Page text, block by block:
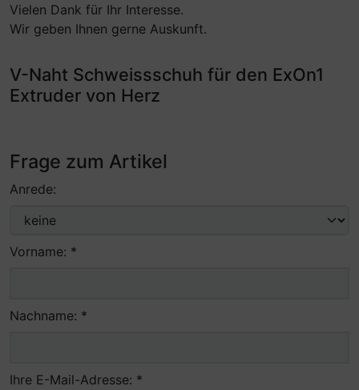
Vielen Dank für Ihr Interesse.
Wir geben Ihnen gerne Auskunft.
V-Naht Schweissschuh für den ExOn1
Extruder von Herz
Frage zum Artikel
Anrede:
Vorname: *
Nachname: *
Ihre E-Mail-Adresse: *